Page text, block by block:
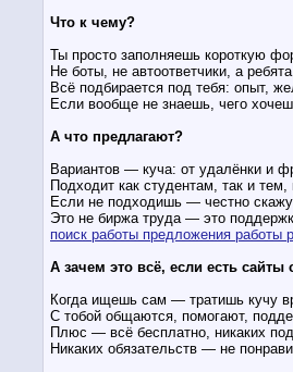
Что к чему?
Ты просто заполняешь короткую
Не боты, не автоответчики, а
Всё подбирается под тебя: опыт,
Если вообще не знаешь, чего
А что предлагают?
Вариантов — куча: от удалёнки и
Подходит как студентам, так и
Если не подходишь — честно
Это не биржа труда — это
поиск работы предложения работы
А зачем это всё, если есть сайты
Когда ищешь сам — тратишь кучу
С тобой общаются, помогают,
Плюс — всё бесплатно, никаких
Никаких обязательств — не